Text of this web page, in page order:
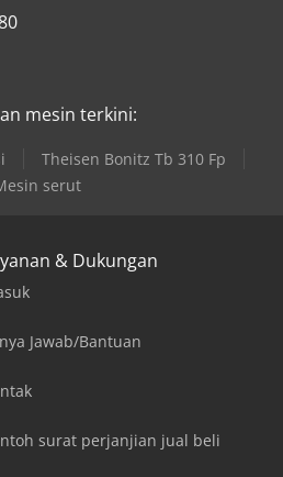
mesin terkini:
Theisen Bonitz Tb 310 Fp
serut
& Dukungan
Jawab/Bantuan
surat perjanjian jual beli